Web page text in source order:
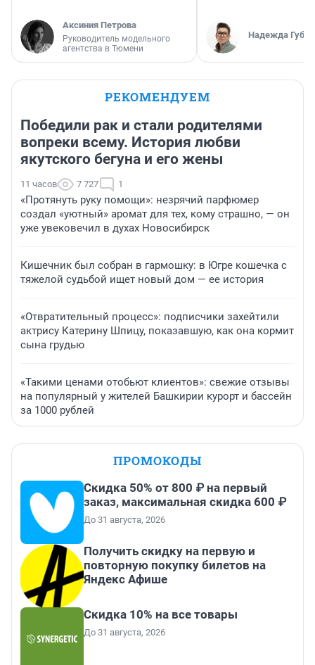
Аксиния Петрова
Руководитель модельного
агентства в Тюмени
Надежда
РЕКОМЕНДУЕМ
Победили рак и стали родителями
вопреки всему. История любви
якутского бегуна и его жены
11 часов 7 727 1
«Протянуть руку помощи»: незрячий парфюмер
создал «уютный» аромат для тех, кому страшно, — он
уже увековечил в духах Новосибирск
Кишечник был собран в гармошку: в Югре кошечка с
тяжелой судьбой ищет новый дом — ее история
«Отвратительный процесс»: подписчики захейтили
актрису Катерину Шпицу, показавшую, как она кормит
сына грудью
«Такими ценами отобьют клиентов»: свежие отзывы
на популярный у жителей Башкирии курорт и бассейн
за 1000 рублей
ПРОМОКОДЫ
Скидка 50% от 800 ₽ на первый
заказ, максимальная скидка 600 ₽
До 31 августа, 2026
Получить скидку на первую и
повторную покупку билетов на
Яндекс Афише
Скидка 10% на все товары
До 31 августа, 2026